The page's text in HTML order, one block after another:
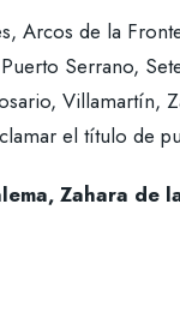
Arcos de la
Serrano,
Villamartín,
el título de
Zahara de